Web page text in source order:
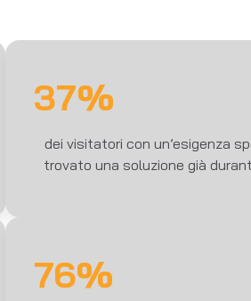
37%
dei visitatori con un’esigenza
trovato una soluzione già
76%